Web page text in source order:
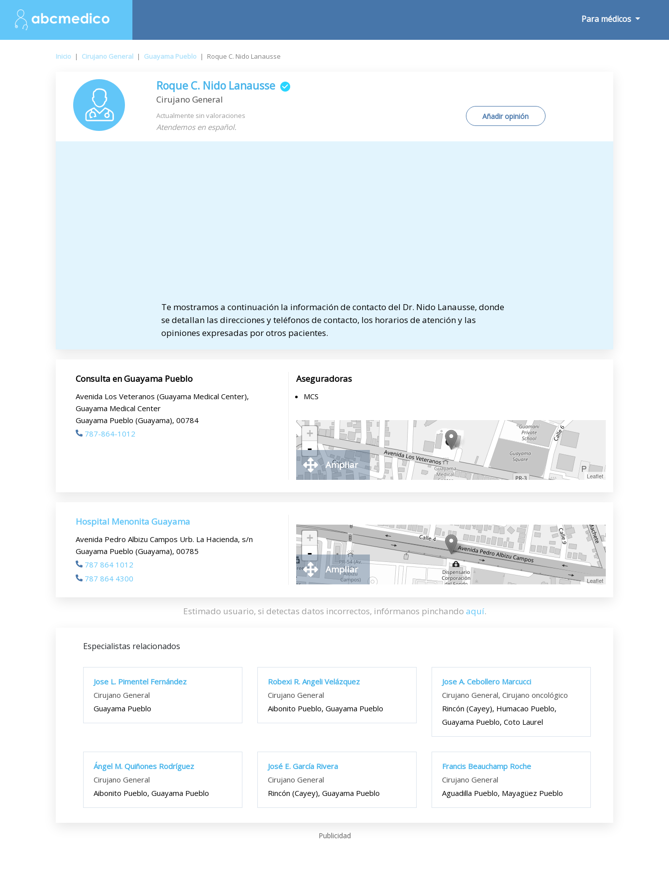
Para médicos
Inicio | Cirujano General | Guayama Pueblo | Roque C. Nido Lanausse
Roque C. Nido Lanausse
Cirujano General
Actualmente sin valoraciones
Atendemos en español.
Añadir opinión
Te mostramos a continuación la información de contacto del Dr. Nido Lanausse, donde
se detallan las direcciones y teléfonos de contacto, los horarios de atención y las
opiniones expresadas por otros pacientes.
Consulta en Guayama Pueblo
Avenida Los Veteranos (Guayama Medical Center),
Guayama Medical Center
Guayama Pueblo (Guayama), 00784
787-864-1012
Aseguradoras
MCS
+
-
Leaflet
Ampliar
Hospital Menonita Guayama
Avenida Pedro Albizu Campos Urb. La Hacienda, s/n
Guayama Pueblo (Guayama), 00785
787 864 1012
787 864 4300
+
-
Leaflet
Ampliar
Estimado usuario, si detectas datos incorrectos, infórmanos pinchando aquí.
Especialistas relacionados
Jose L. Pimentel Fernández
Cirujano General
Guayama Pueblo
Robexi R. Angeli Velázquez
Cirujano General
Aibonito Pueblo, Guayama Pueblo
Jose A. Cebollero Marcucci
Cirujano General, Cirujano oncológico
Rincón (Cayey), Humacao Pueblo,
Guayama Pueblo, Coto Laurel
Ángel M. Quiñones Rodríguez
Cirujano General
Aibonito Pueblo, Guayama Pueblo
José E. García Rivera
Cirujano General
Rincón (Cayey), Guayama Pueblo
Francis Beauchamp Roche
Cirujano General
Aguadilla Pueblo, Mayagüez Pueblo
Publicidad